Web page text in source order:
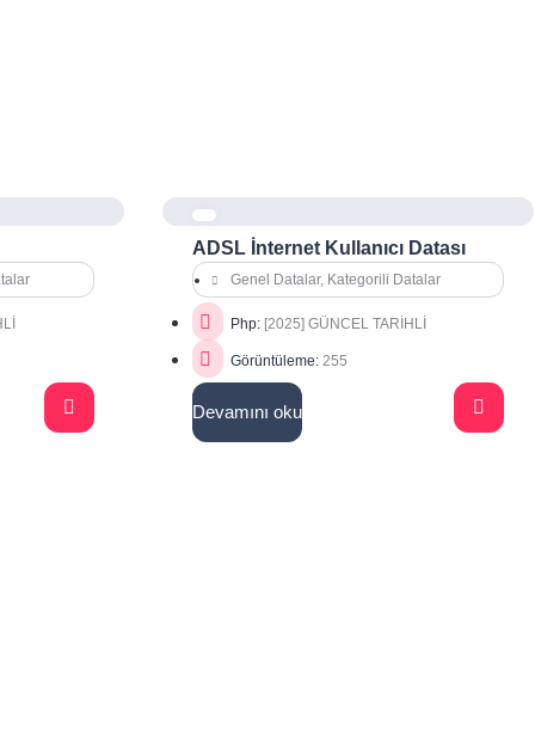
ADSL İnternet Kullanıcı Datası
Genel Datalar, Kategorili Datalar
Php: [2025] GÜNCEL TARİHLİ
Görüntüleme: 255
Devamını oku